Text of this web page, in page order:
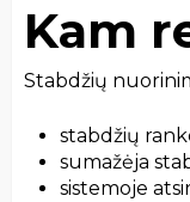
Kam
Stabdžių
stabdžių
sumažėja
sistemoje